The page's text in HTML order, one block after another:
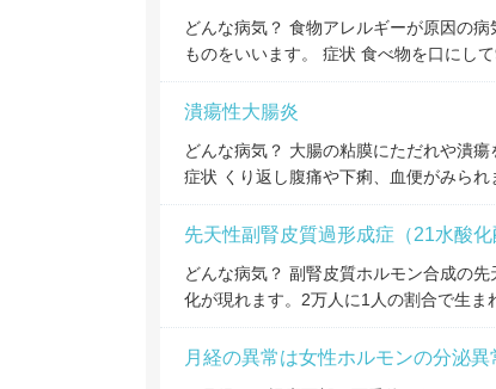
どんな病気？ 食物アレルギーが原因の
ものをいいます。 症状 食べ物を口にし
潰瘍性大腸炎
どんな病気？ 大腸の粘膜にただれや潰
症状 くり返し腹痛や下痢、血便がみら
先天性副腎皮質過形成症（21水酸化
どんな病気？ 副腎皮質ホルモン合成の
化が現れます。2万人に1人の割合で生ま
月経の異常は女性ホルモンの分泌異